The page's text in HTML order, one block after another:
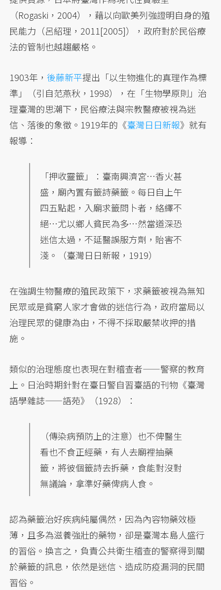
（Rogaski，2004），藉以向歐美列強證明自身的殖
民能力（呂紹理，2011[2005]），政府對於民俗療
法的管制也越趨嚴格。
1903年，後藤新平提出「以生物進化的真理作為標
準」（引自范燕秋，1998），在「生物學原則」治
理臺灣的思潮下，民俗療法與宗教醫療被視為迷
信、落後的象徵。1919年的《臺灣日日新報》就有
報導：
「押收靈籤」：臺南興濟宮…香火甚
盛，廟內置有籤詩藥籤。每日自上午
四五點起，入廟求籤問卜者，絡繹不
絕…尤以鄉人貧民為多…然當道深恐
迷信太過，不延醫誤服方劑，貽害不
淺。（臺灣日日新報，1919）
在強調生物醫療的殖民政策下，求藥籤被視為無知
民眾或是貧窮人家才會做的迷信行為，政府當局以
治理民眾的健康為由，不得不採取嚴禁收押的措
施。
類似的治理態度也表現在對稽查者——警察的教育
上。日治時期針對在臺日警自習臺語的刊物《臺灣
語學雜誌——語苑》（1928）：
（傳染病預防上的注意）也不俾醫生
看也不食正經藥，有人去廟裡抽藥
籤，將彼個籤詩去拆藥，食能對沒對
無議論，拿準好藥俾病人食。
認為藥籤治好疾病純屬偶然，因為內容物藥效極
薄，且多為滋養強壯的藥物，卻是臺灣本島人盛行
的習俗。換言之，負責公共衛生稽查的警察得到關
於藥籤的訊息，依然是迷信、造成防疫漏洞的民間
習俗。